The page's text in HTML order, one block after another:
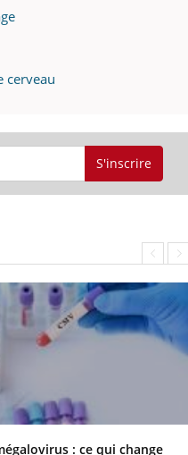
cerveau
S'inscrire
: ce qui change